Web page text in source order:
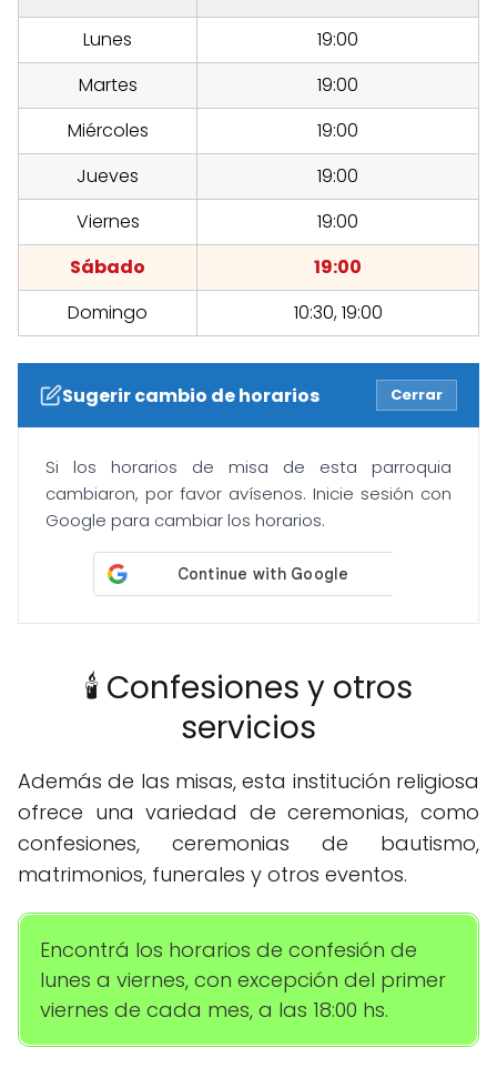
Lunes
19:00
Martes
19:00
Miércoles
19:00
Jueves
19:00
Viernes
19:00
Sábado
19:00
Domingo
10:30, 19:00
Sugerir cambio de horarios Cerrar
Si los horarios de misa de esta parroquia
cambiaron, por favor avísenos. Inicie sesión con
Google para cambiar los horarios.
🕯️ Confesiones y otros
servicios
Además de las misas, esta institución religiosa
ofrece una variedad de ceremonias, como
confesiones, ceremonias de bautismo,
matrimonios, funerales y otros eventos.
Encontrá los horarios de confesión de
lunes a viernes, con excepción del primer
viernes de cada mes, a las 18:00 hs.